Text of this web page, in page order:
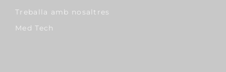
Treballa amb nosaltres
Med Tech